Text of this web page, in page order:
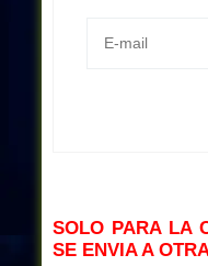
SOLO PARA LA
SE ENVIA A